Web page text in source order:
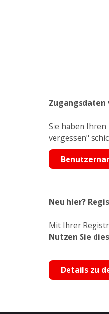
Zugangsdaten
Sie haben
vergessen"
Neu hier?
Mit Ihrer
Nutzen Sie
Details zu